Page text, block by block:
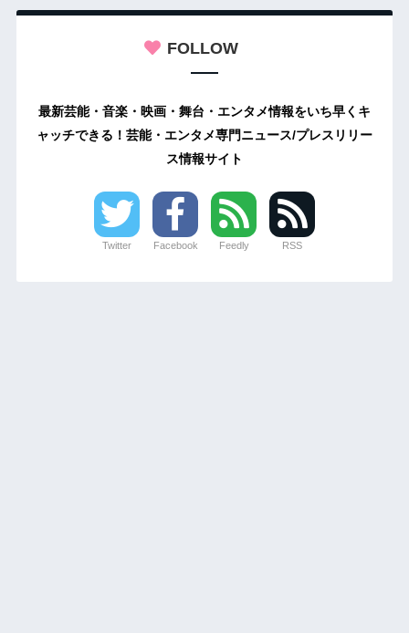
FOLLOW
最新芸能・音楽・映画・舞台・エンタメ情報をいち早くキ
ャッチできる！芸能・エンタメ専門ニュース/プレスリリー
ス情報サイト
Twitter Facebook Feedly RSS